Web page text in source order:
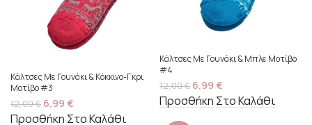
Κάλτσες Με Γουνάκι & Μπλε Μοτίβο
#4
12,00€ 6,99 €
Προσθήκη Στο Καλάθι
Κάλτσες Με Γουνάκι & Κόκκινο-Γκρι
Μοτίβο #3
12,00€ 6,99 €
Προσθήκη Στο Καλάθι